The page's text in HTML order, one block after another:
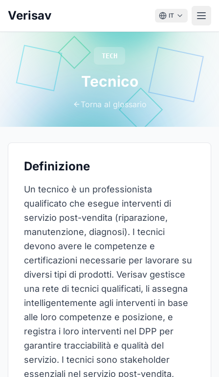
Verisav IT
TECH
Tecnico
Torna al glossario
Definizione
Un tecnico è un professionista
qualificato che esegue interventi di
servizio post-vendita (riparazione,
manutenzione, diagnosi). I tecnici
devono avere le competenze e
certificazioni necessarie per lavorare su
diversi tipi di prodotti. Verisav gestisce
una rete di tecnici qualificati, li assegna
intelligentemente agli interventi in base
alle loro competenze e posizione, e
registra i loro interventi nel DPP per
garantire tracciabilità e qualità del
servizio. I tecnici sono stakeholder
essenziali nel servizio post-vendita,